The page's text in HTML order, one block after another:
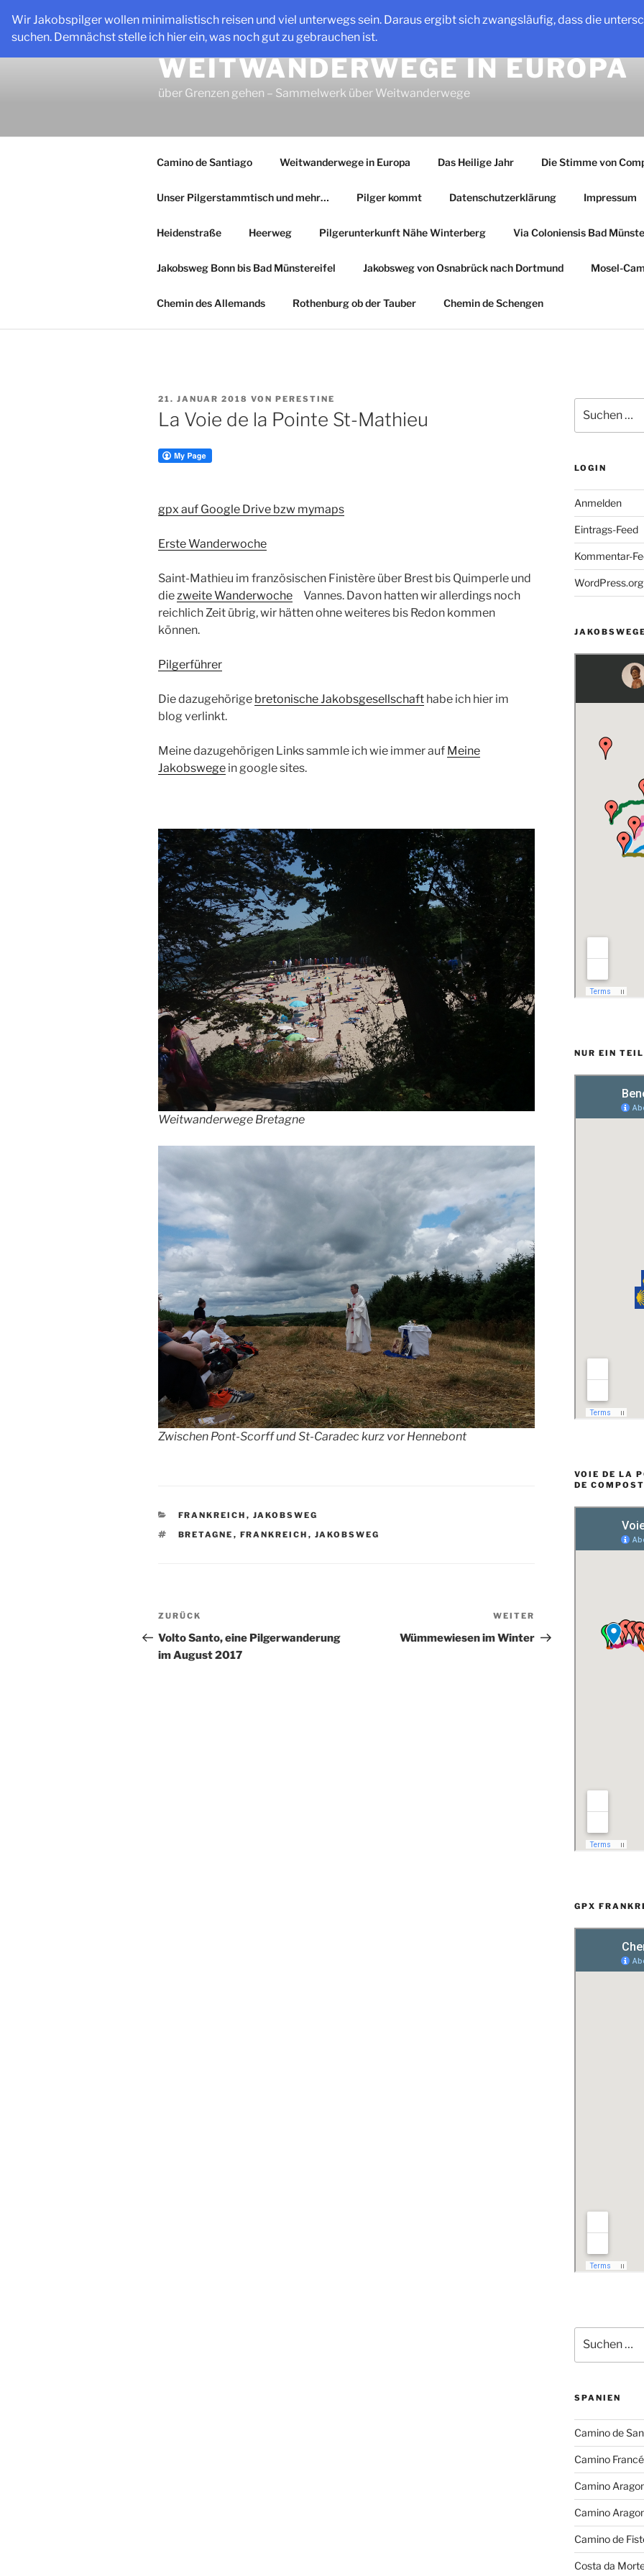
Wir Jakobspilger wollen minimalistisch reisen und viel unterwegs sein. Daraus ergibt sich zwangsläufig, dass die
suchen. Demnächst stelle ich hier ein, was noch gut zu gebrauchen ist.
Inhalt
springen
WEITWANDERWEGE IN EUROPA
über Grenzen gehen – Sammelwerk über Weitwanderwege
Camino de Santiago Weitwanderwege in Europa Das Heilige Jahr Die Stimme von
Unser Pilgerstammtisch und mehr… Pilger kommt Datenschutzerklärung Impressum
Heidenstraße Heerweg Pilgerunterkunft Nähe Winterberg Via Coloniensis Bad
Jakobsweg Bonn bis Bad Münstereifel Jakobsweg von Osnabrück nach Dortmund Mosel-
Chemin des Allemands Rothenburg ob der Tauber Chemin de Schengen
VERÖFFENTLICHT
21. JANUAR 2018 VON PERESTINE
La Voie de la Pointe St-Mathieu
gpx auf Google Drive bzw mymaps
Erste Wanderwoche
Saint-Mathieu im französischen Finistère über Brest bis Quimperle und
diezweite Wanderwoche Vannes. Davon hatten wir allerdings noch
reichlich Zeit übrig, wir hätten ohne weiteres bis Redon kommen
können.
Pilgerführer
Die dazugehörige bretonische Jakobsgesellschaft habe ich hier im
blog verlinkt.
Meine dazugehörigen Links sammle ich wie immer auf Meine
Jakobswege in google sites.
Weitwanderwege Bretagne
Zwischen Pont-Scorff und St-Caradec kurz vor Hennebont
KATEGORIEN
FRANKREICH , JAKOBSWEG
SCHLAGWÖRTER
BRETAGNE , FRANKREICH , JAKOBSWEG
Beitragsnavigation
Vorheriger
Beitrag
ZURÜCK
Volto Santo, eine Pilgerwanderung
im August 2017
Beitrag
WEITER
Wümmewiesen im Winter
nach:
LOGIN
Anmelden
Eintrags-Feed
Kommentar-
WordPress.org
NUR EIN
VOIE DE LA
DE
GPX
nach:
SPANIEN
Camino de
Camino
Camino
Camino
Camino de
Costa da